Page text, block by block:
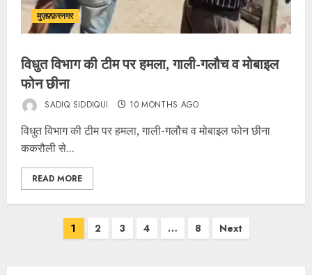
मुज़फ़्फ़रनगर
विधुत विभाग की टीम पर हमला, गाली-गलौच व मोबाइल
फोन छीना
SADIQ SIDDIQUI 10 MONTHS AGO
विधुत विभाग की टीम पर हमला, गाली-गलौच व मोबाइल फोन छीना
ककरौली से...
READ MORE
1 2 3 4 … 8 Next